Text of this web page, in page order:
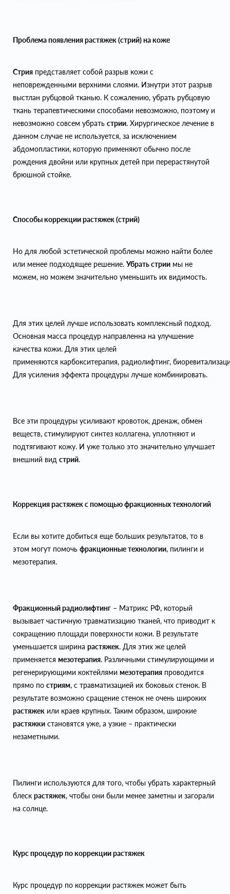
Проблема появления растяжек (стрий) на коже
Стрия представляет собой разрыв кожи с
неповрежденными верхними слоями. Изнутри этот разрыв
выстлан рубцовой тканью. К сожалению, убрать рубцовую
ткань терапевтическими способами невозможно, поэтому и
невозможно совсем убрать стрии. Хирургическое лечение в
данном случае не используется, за исключением
абдомопластики, которую применяют обычно после
рождения двойни или крупных детей при перерастянутой
брюшной стойке.
Способы коррекции растяжек (стрий)
Но для любой эстетической проблемы можно найти более
или менее подходящее решение. Убрать стрии мы не
можем, но можем значительно уменьшить их видимость.
Для этих целей лучше использовать комплексный подход.
Основная масса процедур направленна на улучшение
качества кожи. Для этих целей
применяются карбокситерапия, радиолифтинг,
Для усиления эффекта процедуры лучше комбинировать.
Все эти процедуры усиливают кровоток, дренаж, обмен
веществ, стимулируют синтез коллагена, уплотняют и
подтягивают кожу. И уже только это значительно улучшает
внешний вид стрий.
Коррекция растяжек с помощью фракционных технологий
Если вы хотите добиться еще больших результатов, то в
этом могут помочь фракционные технологии, пилинги и
мезотерапия.
Фракционный радиолифтинг – Матрикс РФ, который
вызывает частичную травматизацию тканей, что приводит к
сокращению площади поверхности кожи. В результате
уменьшается ширина растяжек. Для этих же целей
применяется мезотерапия. Различными стимулирующими и
регенерирующими коктейлями мезотерапия проводится
прямо по стриям, с травматизацией их боковых стенок. В
результате возможно сращение стенок не очень широких
растяжек или краев крупных. Таким образом, широкие
растяжки становятся уже, а узкие – практически
незаметными.
Пилинги используются для того, чтобы убрать характерный
блеск растяжек, чтобы они были менее заметны и загорали
на солнце.
Курс процедур по коррекции растяжек
Курс процедур по коррекции растяжек может быть